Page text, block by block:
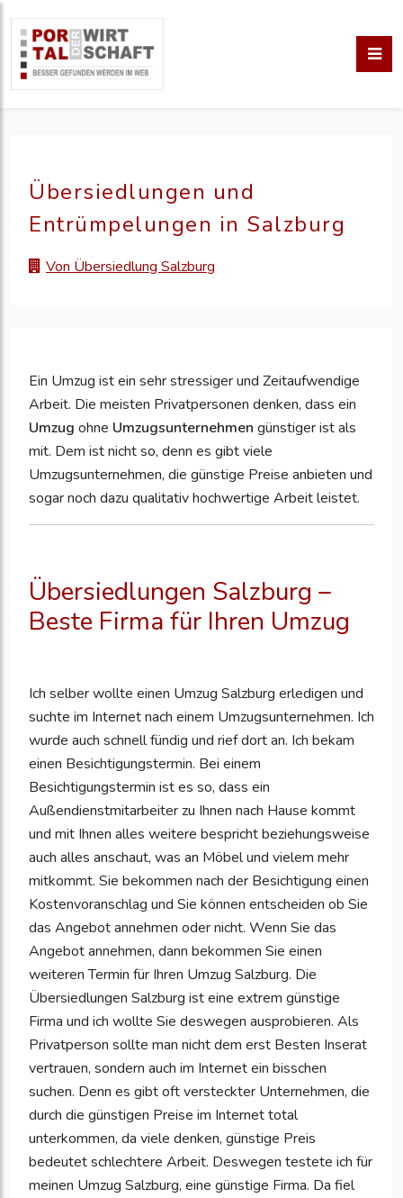
Übersiedlungen und
Entrümpelungen in Salzburg
Von Übersiedlung Salzburg
Ein Umzug ist ein sehr stressiger und Zeitaufwendige
Arbeit. Die meisten Privatpersonen denken, dass ein
Umzug ohne Umzugsunternehmen günstiger ist als
mit. Dem ist nicht so, denn es gibt viele
Umzugsunternehmen, die günstige Preise anbieten und
sogar noch dazu qualitativ hochwertige Arbeit leistet.
Übersiedlungen Salzburg –
Beste Firma für Ihren Umzug
Ich selber wollte einen Umzug Salzburg erledigen und
suchte im Internet nach einem Umzugsunternehmen. Ich
wurde auch schnell fündig und rief dort an. Ich bekam
einen Besichtigungstermin. Bei einem
Besichtigungstermin ist es so, dass ein
Außendienstmitarbeiter zu Ihnen nach Hause kommt
und mit Ihnen alles weitere bespricht beziehungsweise
auch alles anschaut, was an Möbel und vielem mehr
mitkommt. Sie bekommen nach der Besichtigung einen
Kostenvoranschlag und Sie können entscheiden ob Sie
das Angebot annehmen oder nicht. Wenn Sie das
Angebot annehmen, dann bekommen Sie einen
weiteren Termin für Ihren Umzug Salzburg. Die
Übersiedlungen Salzburg ist eine extrem günstige
Firma und ich wollte Sie deswegen ausprobieren. Als
Privatperson sollte man nicht dem erst Besten Inserat
vertrauen, sondern auch im Internet ein bisschen
suchen. Denn es gibt oft versteckter Unternehmen, die
durch die günstigen Preise im Internet total
unterkommen, da viele denken, günstige Preis
bedeutet schlechtere Arbeit. Deswegen testete ich für
meinen Umzug Salzburg, eine günstige Firma. Da fiel